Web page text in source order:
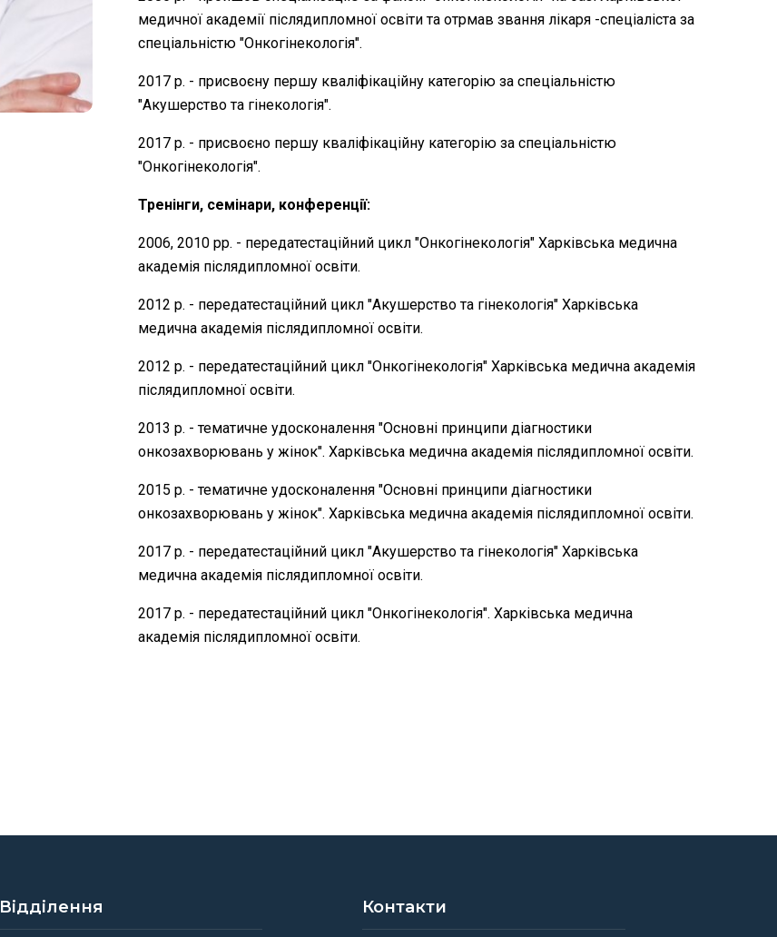
медичної академії післядипломної освіти та отрмав звання лікаря -спеціаліста за
спеціальністю "Онкогінекологія".
2017 р. - присвоєну першу кваліфікаційну категорію за спеціальністю
"Акушерство та гінекологія".
2017 р. - присвоєно першу кваліфікаційну категорію за спеціальністю
"Онкогінекологія".
Тренінги, семінари, конференції:
2006, 2010 рр. - передатестаційний цикл "Онкогінекологія" Харківська медична
академія післядипломної освіти.
2012 р. - передатестаційний цикл "Акушерство та гінекологія" Харківська
медична академія післядипломної освіти.
2012 р. - передатестаційний цикл "Онкогінекологія" Харківська медична академія
післядипломної освіти.
2013 р. - тематичне удосконалення "Основні принципи діагностики
онкозахворювань у жінок". Харківська медична академія післядипломної освіти.
2015 р. - тематичне удосконалення "Основні принципи діагностики
онкозахворювань у жінок". Харківська медична академія післядипломної освіти.
2017 р. - передатестаційний цикл "Акушерство та гінекологія" Харківська
медична академія післядипломної освіти.
2017 р. - передатестаційний цикл "Онкогінекологія". Харківська медична
академія післядипломної освіти.
Відділення Контакти